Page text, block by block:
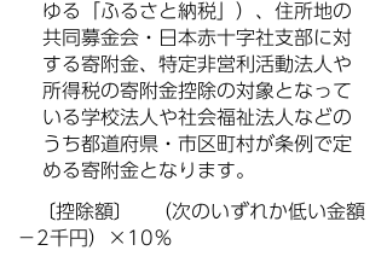
ゆる「ふるさと納税」）、住所地の
共同募金会・日本赤十字社支部に対
する寄附金、特定非営利活動法人や
所得税の寄附金控除の対象となって
いる学校法人や社会福祉法人などの
うち都道府県・市区町村が条例で定
める寄附金となります。
〔控除額〕 （次のいずれか低い金額
－2千円）×10％